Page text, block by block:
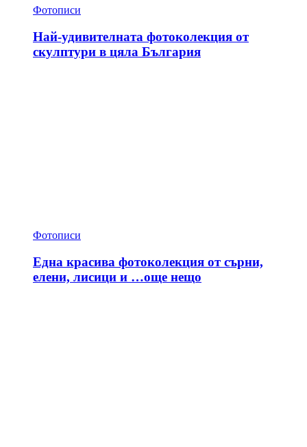
Фотописи
Най-удивителната фотоколекция от
скулптури в цяла България
Фотописи
Една красива фотоколекция от сърни,
елени, лисици и …още нещо